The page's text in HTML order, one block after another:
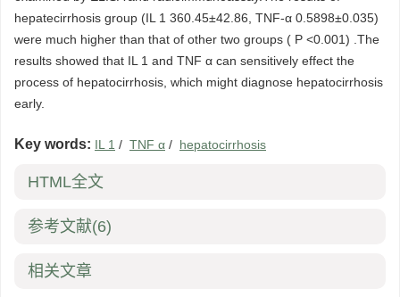
hepatecirrhosis group (IL 1 360.45±42.86, TNF-α 0.5898±0.035)
were much higher than that of other two groups ( P <0.001) .The
results showed that IL 1 and TNF α can sensitively effect the
process of hepatocirrhosis, which might diagnose hepatocirrhosis
early.
Key words: IL 1 / TNF α / hepatocirrhosis
HTML全文
参考文献(6)
相关文章